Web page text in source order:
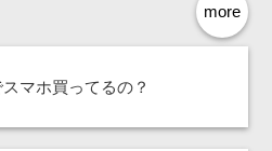
more
マホ買ってるの？